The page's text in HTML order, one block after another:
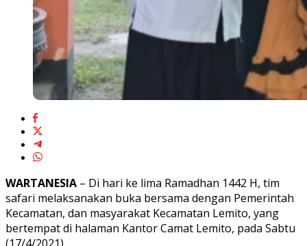
WARTANESIA – Di hari ke lima Ramadhan 1442 H, tim
safari melaksanakan buka bersama dengan Pemerintah
Kecamatan, dan masyarakat Kecamatan Lemito, yang
bertempat di halaman Kantor Camat Lemito, pada Sabtu